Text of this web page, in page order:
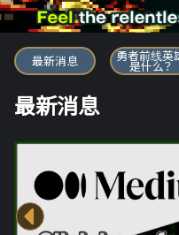
勇者前线英雄
最新消息 勇者前线英
是什么？
最新消息